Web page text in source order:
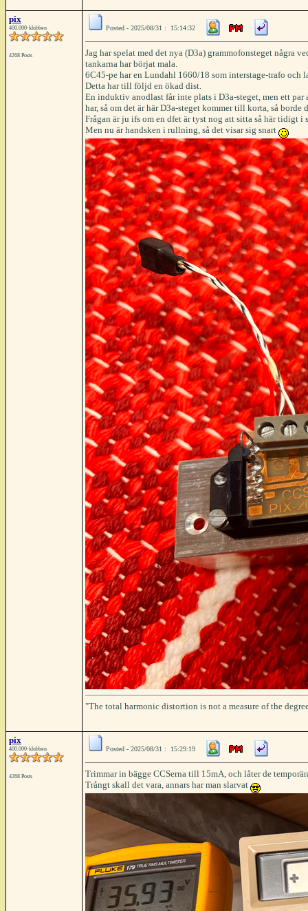
pix
400.000-klubben
4268 Posts
Posted - 2025/08/31 : 15:14:32
Jag har spelat med det nya (D3a) grammofonsteget några
tankarna har börjat mala.
6C45-pe har en Lundahl 1660/18 som interstage-trafo och
Detta har till följd en ökad dist.
En induktiv anodlast får inte plats i D3a-steget, men ett
har, så om det är här D3a-steget kommer till korta, så borde
Frågan är ju ifs om en dfet är tyst nog att sitta så här tidigt i
Men nu är handsken i rullning, så det visar sig snart
"The total harmonic distortion is not a measure of the
pix
400.000-klubben
4268 Posts
Posted - 2025/08/31 : 15:29:19
Trimmar in bägge CCSerna till 15mA, och låter de
Trångt skall det vara, annars har man slarvat